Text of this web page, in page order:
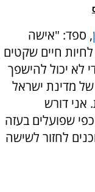
, ספד: "אישה
חיים שקטים
לא יכול להישפך
של מדינת ישראל
דורש
שפועלים בעזה
לחזור לשישה